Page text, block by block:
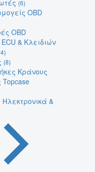
(6)
OBD
OBD
& Κλειδιών
(8)
Κράνους
Ηλεκτρονικά &